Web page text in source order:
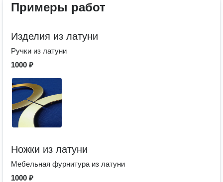
Примеры работ
Изделия из латуни
Ручки из латуни
1000 ₽
Ножки из латуни
Мебельная фурнитура из латуни
1000 ₽